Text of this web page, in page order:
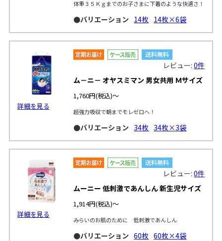
体重３５Ｋｇまでのお子さまに下着のような快適さ！
●バリエーション 14枚 14枚×6袋
詳細を見る
レビュー:0件
ム－ニ－ オヤスミマン 男女共用 Ｍサイズ
1,760円(税込)～
超強力吸収で朝までモレゼロへ！
●バリエーション 34枚 34枚×3袋
詳細を見る
レビュー:0件
ムーニー 低刺激であんしん 新生児サイズ
1,914円(税込)～
みらいのお肌のために 低刺激であんしん
●バリエーション 60枚 60枚×4袋